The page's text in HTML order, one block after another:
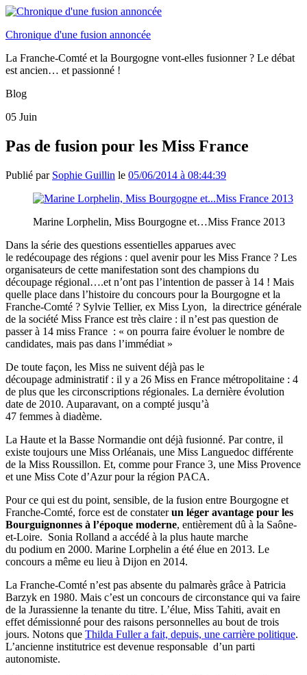
Chronique d'une fusion annoncée
La Franche-Comté et la Bourgogne vont-elles fusionner ? Le débat
est ancien… et passionné !
Blog
05 Juin
Pas de fusion pour les Miss France
Publié par Sophie Guillin le 05/06/2014 à 08:44:39
Marine Lorphelin, Miss Bourgogne et…Miss France 2013
Dans la série des questions essentielles apparues avec
le redécoupage des régions : quel avenir pour les Miss France ? Les
organisateurs de cette manifestation sont des champions du
découpage régional….et n’ont pas l’intention de passer à 14 ! Mais
quelle place dans l’histoire du concours pour la Bourgogne et la
Franche-Comté ? Sylvie Tellier, ex Miss Lyon, la directrice générale
de la société Miss France est très claire : il n’est pas question de
passer à 14 miss France : « on pourra faire évoluer le nombre de
candidates, mais pas dans l’immédiat »
De toute façon, les Miss ne suivent déjà pas le
découpage administratif : il y a 26 Miss en France métropolitaine : 4
de plus que les circonscriptions régionales. La dernière évolution
date de 2010. Auparavant, on a compté jusqu’à
47 femmes à diadème.
La Haute et la Basse Normandie ont déjà fusionné. Par contre, il
existe toujours une Miss Orléanais, une Miss Languedoc différente
de la Miss Roussillon. Et, comme pour France 3, une Miss Provence
et une Miss Cote d’Azur pour la région PACA.
Pour ce qui est du point, sensible, de la fusion entre Bourgogne et
Franche-Comté, force est de constaterun léger avantage pour les
Bourguignonnes à l’époque moderne, entièrement dû à la Saône-
et-Loire. Sonia Rolland a accédé à la plus haute marche
du podium en 2000. Marine Lorphelin a été élue en 2013. Le
concours a même eu lieu à Dijon en 2014.
La Franche-Comté n’est pas absente du palmarès grâce à Patricia
Barzyk en 1980. Mais c’est un concours de circonstance qui va faire
de la Jurassienne la tenante du titre. L’élue, Miss Tahiti, avait en
effet démissionné pour des raisons personnelles au bout de trois
jours. Notons que Thilda Fuller a fait, depuis, une carrière politique.
L’ancienne institutrice est devenue responsable d’un parti
autonomiste.